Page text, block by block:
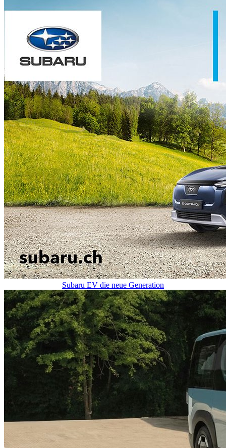
Fahrzeugankauf
Service
Werkstatt
Verkauf
Waschanlagen
Carrosserie Derendingen
Shop
Online Kaufen
Direkt zum Shop
Über uns
Portrait Wiedlisbach
Team Wiedlisbach
Portrait Derendingen
Team Derendingen
Kontakt
Lageplan Wiedlisbach
Lageplan Derendingen
Prospekte Subaru
Prospekte Kia
Ihre Meinung
Kontakt
Subaru EV die neue Generation